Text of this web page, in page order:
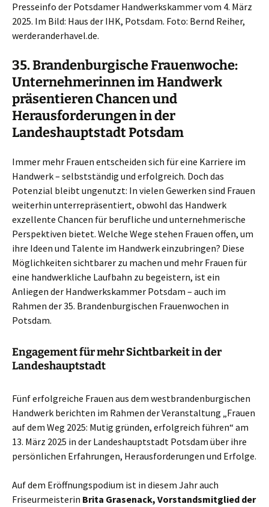
Presseinfo der Potsdamer Handwerkskammer vom 4. März
2025. Im Bild: Haus der IHK, Potsdam. Foto: Bernd Reiher,
werderanderhavel.de.
35. Brandenburgische Frauenwoche:
Unternehmerinnen im Handwerk
präsentieren Chancen und
Herausforderungen in der
Landeshauptstadt Potsdam
Immer mehr Frauen entscheiden sich für eine Karriere im
Handwerk – selbstständig und erfolgreich. Doch das
Potenzial bleibt ungenutzt: In vielen Gewerken sind Frauen
weiterhin unterrepräsentiert, obwohl das Handwerk
exzellente Chancen für berufliche und unternehmerische
Perspektiven bietet. Welche Wege stehen Frauen offen, um
ihre Ideen und Talente im Handwerk einzubringen? Diese
Möglichkeiten sichtbarer zu machen und mehr Frauen für
eine handwerkliche Laufbahn zu begeistern, ist ein
Anliegen der Handwerkskammer Potsdam – auch im
Rahmen der 35. Brandenburgischen Frauenwochen in
Potsdam.
Engagement für mehr Sichtbarkeit in der
Landeshauptstadt
Fünf erfolgreiche Frauen aus dem westbrandenburgischen
Handwerk berichten im Rahmen der Veranstaltung „Frauen
auf dem Weg 2025: Mutig gründen, erfolgreich führen“ am
13. März 2025 in der Landeshauptstadt Potsdam über ihre
persönlichen Erfahrungen, Herausforderungen und Erfolge.
Auf dem Eröffnungspodium ist in diesem Jahr auch
Friseurmeisterin Brita Grasenack, Vorstandsmitglied der